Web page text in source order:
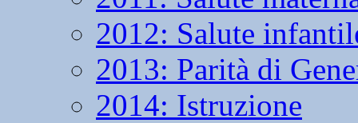
2012: Salute
2013: Parità di
2014: Istruzione